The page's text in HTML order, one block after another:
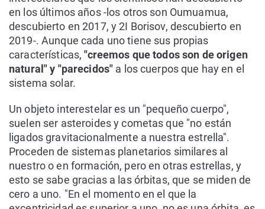
en los últimos años -los otros son Oumuamua,
descubierto en 2017, y 2I Borisov, descubierto en
2019-. Aunque cada uno tiene sus propias
características,"creemos que todos son de origen
natural" y "parecidos" a los cuerpos que hay en el
sistema solar.
Un objeto interestelar es un "pequeño cuerpo",
suelen ser asteroides y cometas que "no están
ligados gravitacionalmente a nuestra estrella".
Proceden de sistemas planetarios similares al
nuestro o en formación, pero en otras estrellas, y
esto se sabe gracias a las órbitas, que se miden de
cero a uno. "En el momento en el que la